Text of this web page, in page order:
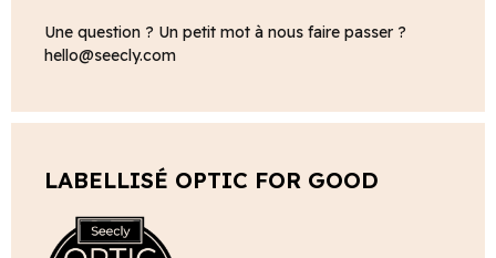
Une question ? Un petit mot à nous faire passer ?
hello@seecly.com
LABELLISÉ OPTIC FOR GOOD